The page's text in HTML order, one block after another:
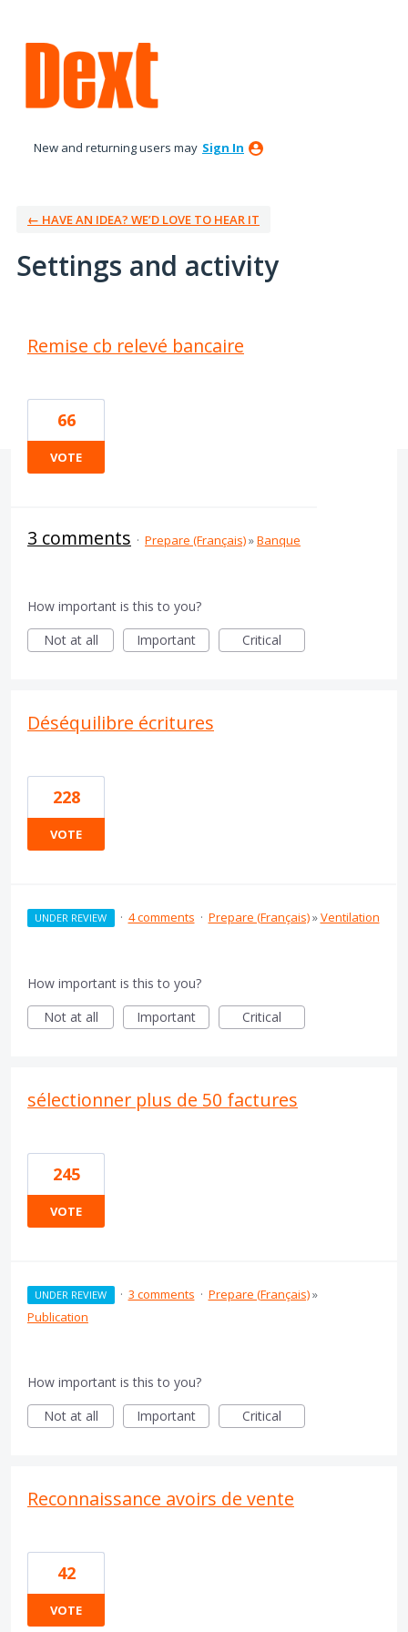
New and returning users may Sign In
← HAVE AN IDEA? WE’D LOVE TO HEAR IT
Settings and activity
Remise cb relevé bancaire
66
VOTE
3 comments · Prepare (Français)»Banque
How important is this to you?
Not at all
Important Critical
Déséquilibre écritures
228
VOTE
UNDER REVIEW · 4 comments · Prepare (Français)»Ventilation
How important is this to you?
Not at all
Important Critical
sélectionner plus de 50 factures
245
VOTE
UNDER REVIEW · 3 comments · Prepare (Français)»
Publication
How important is this to you?
Not at all
Important Critical
Reconnaissance avoirs de vente
42
VOTE